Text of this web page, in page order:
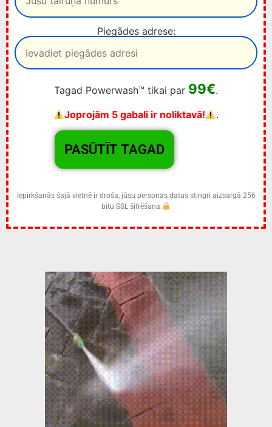
Piegādes adrese:
Tagad Powerwash™ tikai par 99€.
Joprojām 5 gabali ir noliktavā! .
Iepirkšanās šajā vietnē ir droša, jūsu personas datus stingri aizsargā 256
bitu SSL šifrēšana.